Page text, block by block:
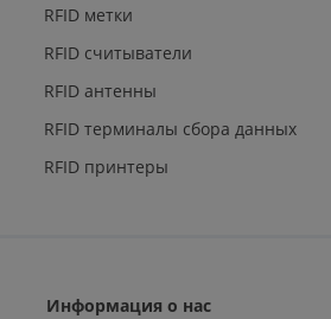
RFID метки
RFID считыватели
RFID антенны
RFID терминалы сбора данных
RFID принтеры
Информация о нас